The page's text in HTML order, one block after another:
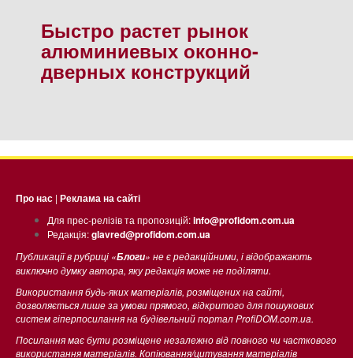
Быстро растет рынок
алюминиевых оконно-
дверных конструкций
Про нас | Реклама на сайті
Для прес-релізів та пропозицій:info@profidom.com.ua
Редакція:glavred@profidom.com.ua
Публикації в рубриці «Блоги» не є редакційними, і відображають
виключно думку автора, яку редакція може не поділяти.
Використання будь-яких матеріалів, розміщених на сайті,
дозволяється лише за умови прямого, відкритого для пошукових
систем гіперпосилання на будівельний портал ProfiDOM.com.ua.
Посилання має бути розміщене незалежно від повного чи часткового
використання матеріалів. Копіювання/цитування матеріалів